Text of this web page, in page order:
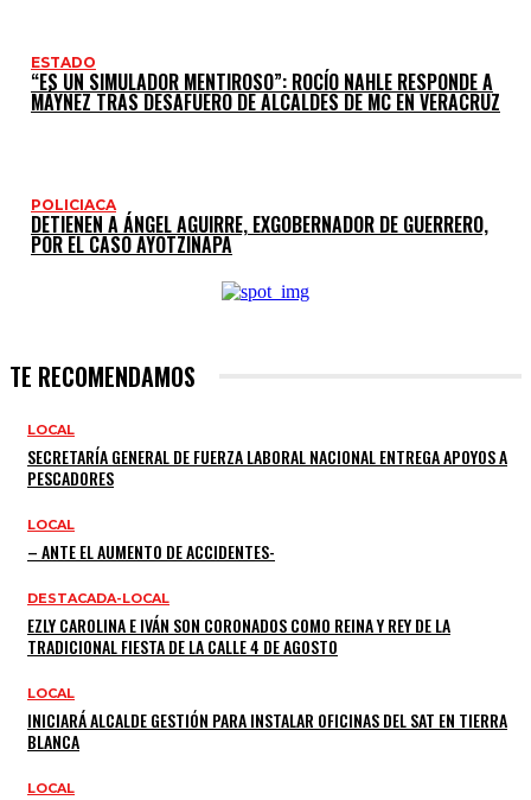
ESTADO
“ES UN SIMULADOR MENTIROSO”: ROCÍO NAHLE RESPONDE A
MÁYNEZ TRAS DESAFUERO DE ALCALDES DE MC EN VERACRUZ
POLICIACA
DETIENEN A ÁNGEL AGUIRRE, EXGOBERNADOR DE GUERRERO,
POR EL CASO AYOTZINAPA
TE RECOMENDAMOS
LOCAL
SECRETARÍA GENERAL DE FUERZA LABORAL NACIONAL ENTREGA APOYOS A
PESCADORES
LOCAL
– ANTE EL AUMENTO DE ACCIDENTES-
DESTACADA-LOCAL
EZLY CAROLINA E IVÁN SON CORONADOS COMO REINA Y REY DE LA
TRADICIONAL FIESTA DE LA CALLE 4 DE AGOSTO
LOCAL
INICIARÁ ALCALDE GESTIÓN PARA INSTALAR OFICINAS DEL SAT EN TIERRA
BLANCA
LOCAL